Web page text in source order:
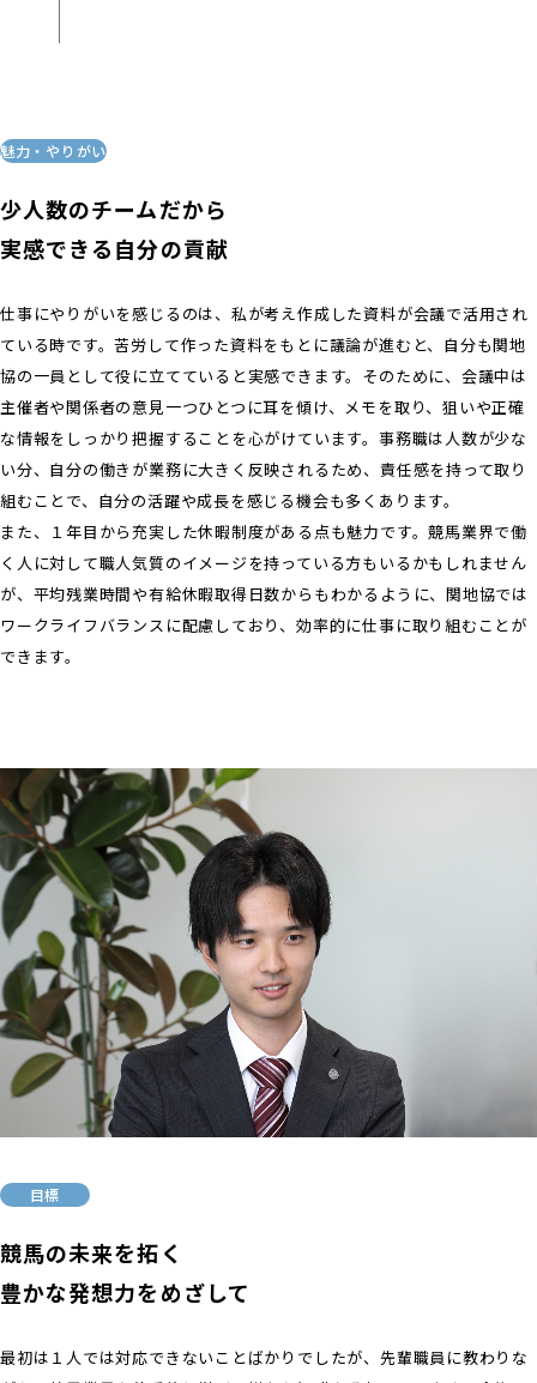
魅力・やりがい
少人数のチームだから
実感できる自分の貢献
仕事にやりがいを感じるのは、私が考え作成した資料が会議で活用され
ている時です。苦労して作った資料をもとに議論が進むと、自分も関地
協の一員として役に立てていると実感できます。そのために、会議中は
主催者や関係者の意見一つひとつに耳を傾け、メモを取り、狙いや正確
な情報をしっかり把握することを心がけています。事務職は人数が少な
い分、自分の働きが業務に大きく反映されるため、責任感を持って取り
組むことで、自分の活躍や成長を感じる機会も多くあります。
また、１年目から充実した休暇制度がある点も魅力です。競馬業界で働
く人に対して職人気質のイメージを持っている方もいるかもしれません
が、平均残業時間や有給休暇取得日数からもわかるように、関地協では
ワークライフバランスに配慮しており、効率的に仕事に取り組むことが
できます。
目標
競馬の未来を拓く
豊かな発想力をめざして
最初は１人では対応できないことばかりでしたが、先輩職員に教わりな